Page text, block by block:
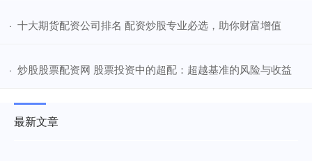
· ​十大期货配资公司排名 配资炒股专业必选，助你财富增值
· ​炒股股票配资网 股票投资中的超配：超越基准的风险与收益
最新文章